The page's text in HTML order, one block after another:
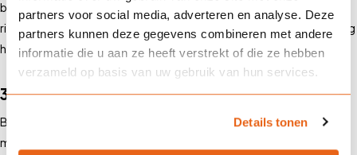
partners voor social media, adverteren en analyse. Deze
partners kunnen deze gegevens combineren met andere
informatie die u aan ze heeft verstrekt of die ze hebben
verzameld op basis van uw gebruik van hun services.
Details tonen
basis van beschikbare premies aan te bieden zonder dat zij zelf het
risico dragen. De premies worden belegd, en de uiteindelijke uitkering
hangt af van het behaalde rendement.
3. Verzekerde pensioenregeling
Bij een verzekerde pensioenregeling sluit de werkgever een contract
met een verzekeraar. De verzekeraar garandeert een bepaalde